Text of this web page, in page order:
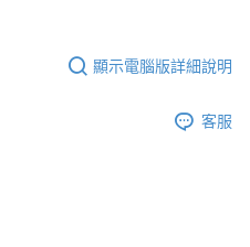
顯示電腦版詳細說明
客服